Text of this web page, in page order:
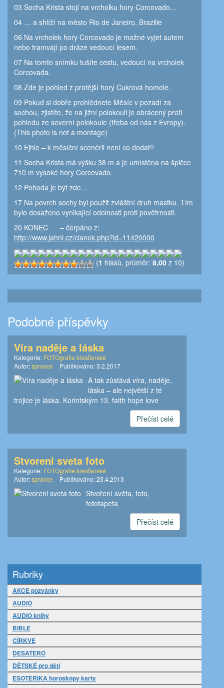
03 Socha Krista stojí na vrcholku hory Corcovado…
04 … a shlíží na město Rio de Janeiro, Brazilie
06 Na vrcholek hory Corcovado je možné vyjet autem
nebo tramvají po dráze vedoucí lesem.
07 Na tomto snímku tušíte cestu, vedoucí na vrcholek
Corcovada.
08 Zde je pohled z protější hory Cukrová homole.
09 Pokud si dobře prohlédnete Měsíc v pozadí za
sochou, zjistíte, že na jižní polokouli je obrácený proti
pohledu ze severní polokoule (třeba od nás z Evropy).
(This photo is not a montage)
10 Ejhle – k měsíční scenérii není co dodat!!
11 Socha Krista má výšku 38 m a je umístěna na špičce
710 m vysoké hory Corcovado.
12 Pohoda je být zde…
17 Na povrch sochy byl použit zvláštní druh mastku. Tím
bylo dosaženo vynikající odolnosti proti povětrnosti.
20 KONEC – čerpáno z:
http://www.jahni.cz/clanek.php?id=11420000
(1 hlasů, průměr: 8,00 z 10)
Podobné příspěvky
Víra naděje a láska
Kategorie: FOTOgrafie křesťanské
Autor:spravce Publikováno:3.2.2017
A tak zůstává víra, naděje,
láska – ale největší z té
trojice je láska. Korintským 13. faith hope love
Přečíst celé
Stvoreni sveta foto
Kategorie: FOTOgrafie křesťanské
Autor:spravce Publikováno:23.4.2013
Stvoření světa, foto,
fototapeta
Přečíst celé
Rubriky
AKCE pozvánky
AUDIO
AUDIO knihy
BIBLE
CÍRKVE
DESATERO
DĚTSKÉ pro děti
ESOTERIKA horoskopy karty